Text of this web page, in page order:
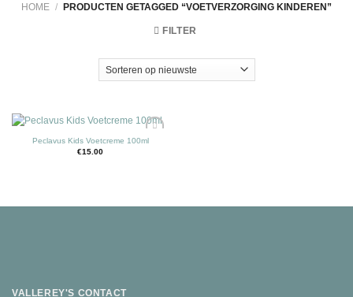
HOME / PRODUCTEN GETAGGED “VOETVERZORGING KINDEREN”
FILTER
Peclavus Kids Voetcreme 100ml
€15.00
VALLEREY'S CONTACT